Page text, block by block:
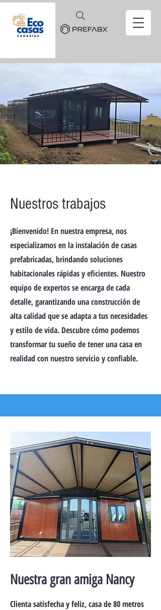
Nuestros trabajos
¡Bienvenido! En nuestra empresa, nos
especializamos en la instalación de casas
prefabricadas, brindando soluciones
habitacionales rápidas y eficientes. Nuestro
equipo de expertos se encarga de cada
detalle, garantizando una construcción de
alta calidad que se adapta a tus necesidades
y estilo de vida. Descubre cómo podemos
transformar tu sueño de tener una casa en
realidad con nuestro servicio y confiable.
Nuestra gran amiga Nancy
Clienta satisfecha y feliz, casa de 80 metros